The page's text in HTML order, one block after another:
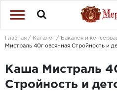
Главная Каталог Бакалея и
Мистраль 40г овсянная Стройность и
Каша Мистраль
Стройность и